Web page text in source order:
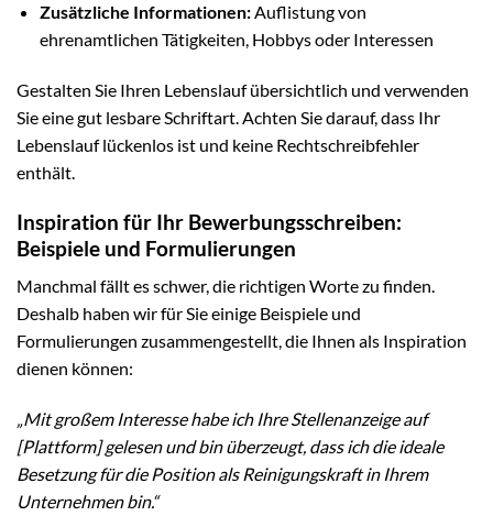
Zusätzliche Informationen:Auflistung von
ehrenamtlichen Tätigkeiten, Hobbys oder Interessen
Gestalten Sie Ihren Lebenslauf übersichtlich und verwenden
Sie eine gut lesbare Schriftart. Achten Sie darauf, dass Ihr
Lebenslauf lückenlos ist und keine Rechtschreibfehler
enthält.
Inspiration für Ihr Bewerbungsschreiben:
Beispiele und Formulierungen
Manchmal fällt es schwer, die richtigen Worte zu finden.
Deshalb haben wir für Sie einige Beispiele und
Formulierungen zusammengestellt, die Ihnen als Inspiration
dienen können:
„Mit großem Interesse habe ich Ihre Stellenanzeige auf
[Plattform] gelesen und bin überzeugt, dass ich die ideale
Besetzung für die Position als Reinigungskraft in Ihrem
Unternehmen bin.“